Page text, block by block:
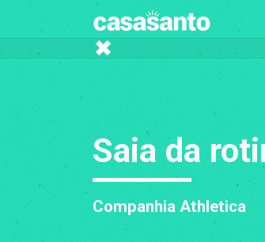
Saia da
Companhia Athletica